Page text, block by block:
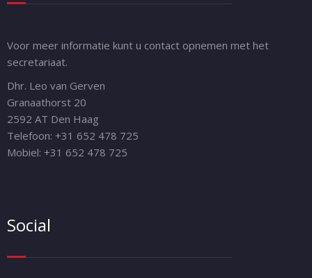
Voor meer informatie kunt u contact opnemen met het
secretariaat.
Dhr. Leo van Gerven
Granaathorst 20
2592 AT Den Haag
Telefoon: +31 652 478 725
Mobiel: +31 652 478 725
Social